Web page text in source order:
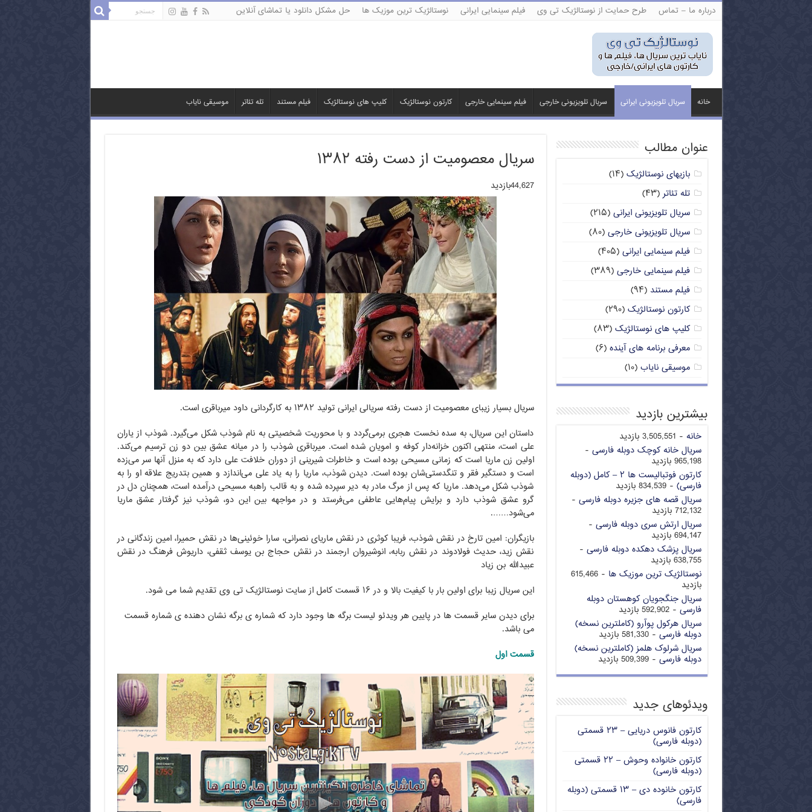
درباره ما – تماس طرح حمایت از نوستالژیک تی وی فیلم سینمایی ایرانی نوستالژیک ترین موزیک ها حل مشکل دانلود یا تماشای آنلاین
خانه سریال تلویزیونی ایرانی سریال تلویزیونی خارجی فیلم سینمایی خارجی کارتون نوستالژیک کلیپ های نوستالژیک فیلم مستند تله تئاتر موسیقی نایاب
سریال معصومیت از دست رفته ۱۳۸۲
44,627بازدید
سریال بسیار زیبای معصومیت از دست رفته سریالی ایرانی تولید ۱۳۸۲ به کارگردانی داود میرباقری است.
داستان این سریال، به سده نخست هجری برمی‌گردد و با محوریت شخصیتی به نام شوذب شکل می‌گیرد. شوذب از یاران
علی است، منتهی اکنون خزانه‌دار کوفه و امویان شده است. میرباقری شوذب را در میانه عشق بین دو زن ترسیم می‌کند.
اولین زن ماریا است که زمانی مسیحی بوده است و خاطرات شیرینی از دوران خلافت علی دارد که به منزل آنها سر می‌زده
است و دستگیر فقر و تنگدستی‌شان بوده است. دیدن شوذب، ماریا را به یاد علی می‌اندازد و همین بتدریج علاقه او را به
شوذب شکل می‌دهد. ماریا که پس از مرگ مادر به دیر سپرده شده و به قالب راهبه مسیحی درآمده است، همچنان دل در
گرو عشق شوذب دارد و برایش پیام‌هایی عاطفی می‌فرستد و در مواجهه بین این دو، شوذب نیز گرفتار عشق ماریا
می‌شود…….
بازیگران: امین تارخ در نقش شوذب، فریبا کوثری در نقش ماریای نصرانی، سارا خوئینی‌ها در نقش حمیرا، امین زندگانی در
نقش زید، حدیث فولادوند در نقش ربابه، انوشیروان ارجمند در نقش حجاج بن یوسف ثقفی، داریوش فرهنگ در نقش
عبیدالله بن زیاد
این سریال زیبا برای اولین بار با کیفیت بالا و در ۱۶ قسمت کامل از سایت نوستالژیک تی وی تقدیم شما می شود.
برای دیدن سایر قسمت ها در پایین هر ویدئو لیست برگه ها وجود دارد که شماره ی برگه نشان دهنده ی شماره قسمت
می باشد.
قسمت اول
عنوان مطالب
بازیهای نوستالژیک (۱۴)
تله تئاتر(۴۳)
سریال تلویزیونی ایرانی (۲۱۵)
سریال تلویزیونی خارجی (۸۰)
فیلم سینمایی ایرانی (۴۰۵)
فیلم سینمایی خارجی (۳۸۹)
فیلم مستند (۹۴)
کارتون نوستالژیک (۲۹۰)
کلیپ های نوستالژیک (۸۳)
معرفی برنامه های آینده (۶)
موسیقی نایاب (۱۰)
بیشترین بازدید
خانه - 3,505,551 بازدید
سریال خانه کوچک دوبله فارسی -
965,198 بازدید
کارتون فوتبالیست ها ۲ – کامل (دوبله
فارسی) - 834,539 بازدید
سریال قصه های جزیره دوبله فارسی -
712,132 بازدید
سریال ارتش سری دوبله فارسی -
694,147 بازدید
سریال پزشک دهکده دوبله فارسی -
638,755 بازدید
نوستالژیک ترین موزیک ها
- 615,466
بازدید
سریال جنگجویان کوهستان دوبله
فارسی - 592,902 بازدید
سریال هرکول پوآرو (کاملترین نسخه)
دوبله فارسی - 581,330 بازدید
سریال شرلوک هلمز (کاملترین نسخه)
دوبله فارسی - 509,399 بازدید
ویدئوهای جدید
کارتون فانوس دریایی – ۲۳ قسمتی
(دوبله فارسی)
کارتون خانواده وحوش – ۲۲ قسمتی
(دوبله فارسی)
کارتون خانوده دی – ۱۳ قسمتی (دوبله
فارسی)